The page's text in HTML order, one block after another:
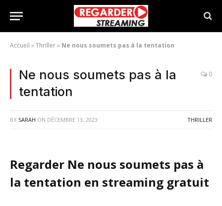
Accueil »Thriller» Ne nous soumets pas à la tentation
Ne nous soumets pas à la
tentation
0
BY SARAH ON DÉCEMBRE 13, 2023 THRILLER
Regarder Ne nous soumets pas à
la tentation en streaming gratuit